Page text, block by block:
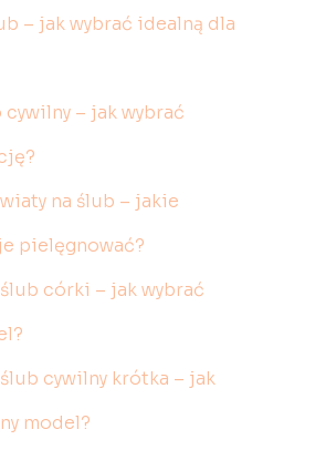
– jak wybrać idealną dla
– jak wybrać
na ślub – jakie
pielęgnować?
córki – jak wybrać
cywilny krótka – jak
model?